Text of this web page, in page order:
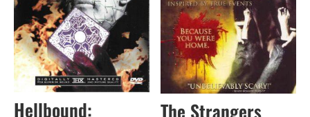
Hellbound: The Strangers